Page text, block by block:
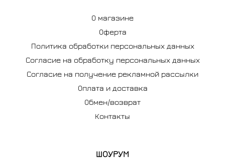
О магазине
Оферта
Политика обработки персональных данных
Согласие на обработку персональных данных
Согласие на получение рекламной рассылки
Оплата и доставка
Обмен/возврат
Контакты
ШОУРУМ